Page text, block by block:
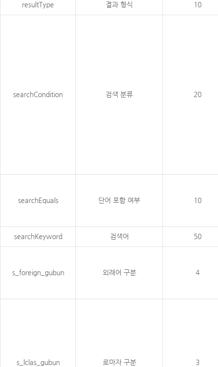
resultType 결과 형식 10
searchCondition 검색 분류 20
searchEquals 단어 포함 여부 10
searchKeyword 검색어 50
s_foreign_gubun 외래어 구분 4
s_lclas_gubun 로마자 구분 3